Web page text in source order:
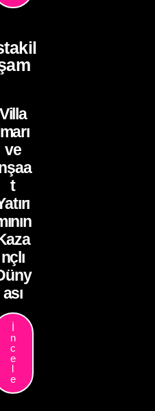
Villa
ve
t
nçlı
ası
İ
n
c
e
l
e